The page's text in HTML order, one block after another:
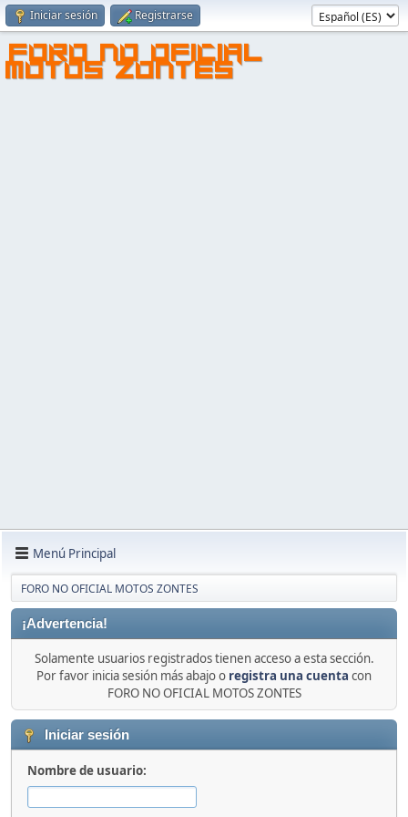
Iniciar sesión Registrarse
FORO NO OFICIAL
MOTOS ZONTES
Menú Principal
FORO NO OFICIAL MOTOS ZONTES
¡Advertencia!
Solamente usuarios registrados tienen acceso a esta sección.
Por favor inicia sesión más abajo o registra una cuenta con
FORO NO OFICIAL MOTOS ZONTES
Iniciar sesión
Nombre de usuario: